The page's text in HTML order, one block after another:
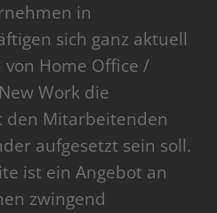
in
sich ganz aktuell
Home Office /
Work die
den Mitarbeitenden
aufgesetzt sein soll.
ist ein Angebot an
zwingend